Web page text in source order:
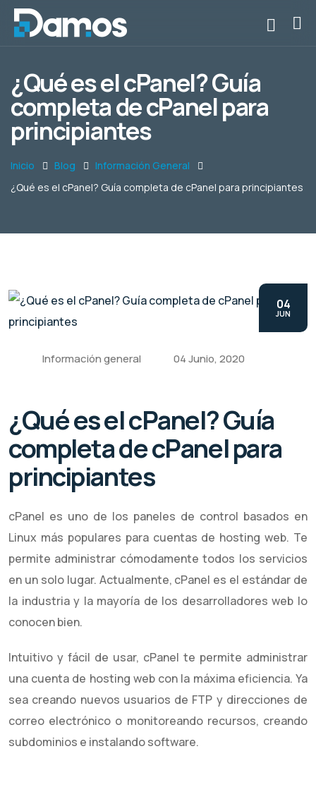
¿Qué es el cPanel? Guía
completa de cPanel para
principiantes
Inicio Blog
Información General
¿Qué es el cPanel? Guía completa de cPanel para principiantes
04
JUN
Información general 04 Junio, 2020
¿Qué es el cPanel? Guía
completa de cPanel para
principiantes
cPanel es uno de los paneles de control basados en
Linux más populares para cuentas de hosting web. Te
permite administrar cómodamente todos los servicios
en un solo lugar. Actualmente, cPanel es el estándar de
la industria y la mayoría de los desarrolladores web lo
conocen bien.
Intuitivo y fácil de usar, cPanel te permite administrar
una cuenta de hosting web con la máxima eficiencia. Ya
sea creando nuevos usuarios de FTP y direcciones de
correo electrónico o monitoreando recursos, creando
subdominios e instalando software.